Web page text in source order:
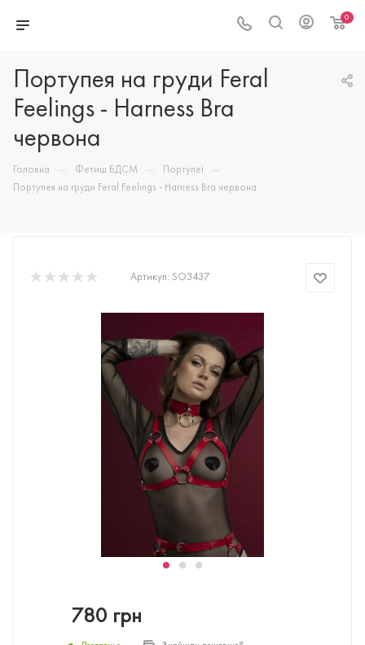
0
Портупея на груди Feral
Feelings - Harness Bra
червона
Головна — Фетиш БДСМ — Портупеї —
Портупея на груди Feral Feelings - Harness Bra червона
Артикул: SO3437
780 грн